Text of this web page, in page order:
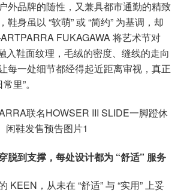
外品牌的随性，又兼具都市通勤的精致
鞋身虽以 “软萌” 或 “简约” 为基调，却
FUKAGAWA 将艺术节对
入鞋面纹理，毛绒的密度、缝线的走向
每一处细节都经得起近距离审视，真正
里”。
脱到支撑，每处设计都为 “舒适” 服务
KEEN，从未在 “舒适” 与 “实用” 上妥